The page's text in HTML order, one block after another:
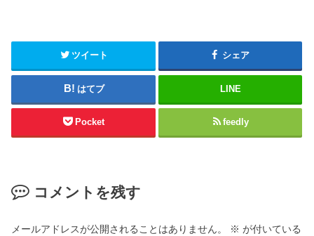
ツイート シェア
はてブ LINE
Pocket feedly
コメントを残す
メールアドレスが公開されることはありません。 ※ が付いている